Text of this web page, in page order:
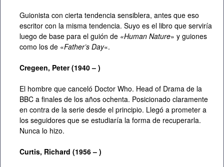
Guionista con cierta tendencia sensiblera, antes que eso
escritor con la misma tendencia. Suyo es el libro que serviría
luego de base para el guión de «Human Nature» y guiones
como los de «Father’s Day«.
Cregeen, Peter (1940 – )
El hombre que canceló Doctor Who. Head of Drama de la
BBC a finales de los años ochenta. Posicionado claramente
en contra de la serie desde el principio. Llegó a prometer a
los seguidores que se estudiaría la forma de recuperarla.
Nunca lo hizo.
Curtis, Richard (1956 – )